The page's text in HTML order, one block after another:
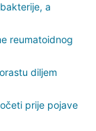
a
reumatoidnog
diljem
prije pojave